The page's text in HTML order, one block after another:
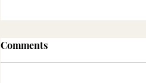
Comments